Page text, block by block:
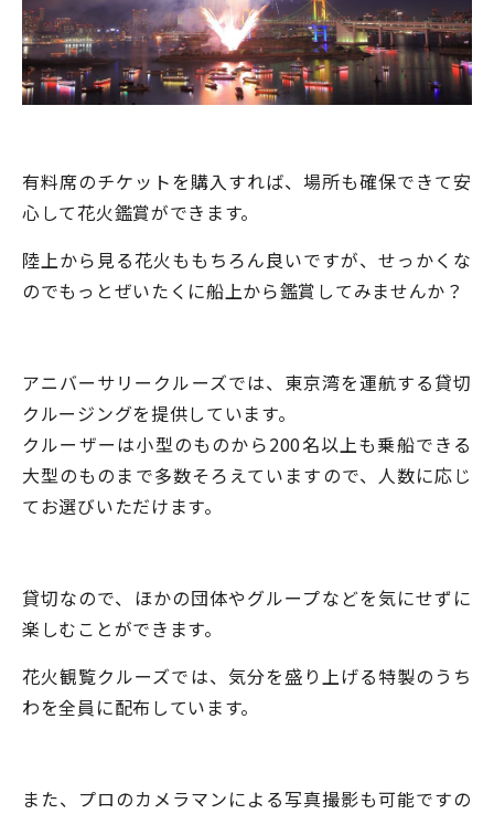
有料席のチケットを購入すれば、場所も確保できて安
心して花火鑑賞ができます。
陸上から見る花火ももちろん良いですが、せっかくな
のでもっとぜいたくに船上から鑑賞してみませんか？
アニバーサリークルーズでは、東京湾を運航する貸切
クルージングを提供しています。
クルーザーは小型のものから200名以上も乗船できる
大型のものまで多数そろえていますので、人数に応じ
てお選びいただけます。
貸切なので、ほかの団体やグループなどを気にせずに
楽しむことができます。
花火観覧クルーズでは、気分を盛り上げる特製のうち
わを全員に配布しています。
また、プロのカメラマンによる写真撮影も可能ですの